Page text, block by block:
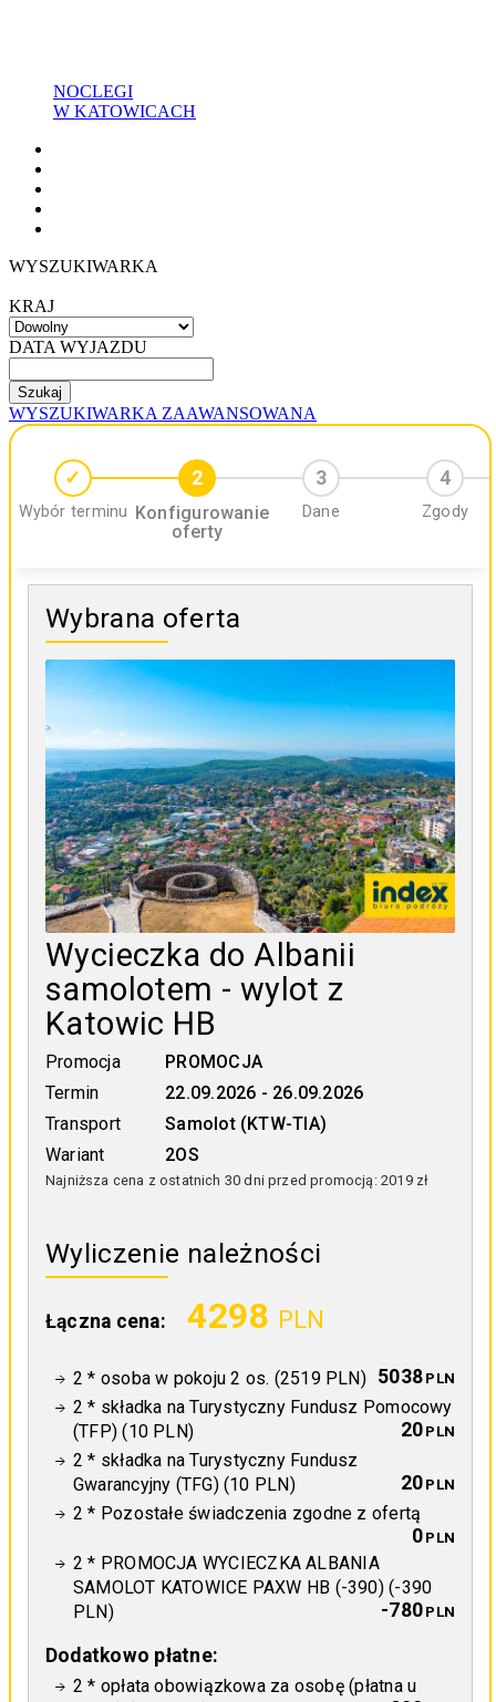
NOCLEGI
W KATOWICACH
WYSZUKIWARKA
KRAJ
DATA WYJAZDU
WYSZUKIWARKA ZAAWANSOWANA